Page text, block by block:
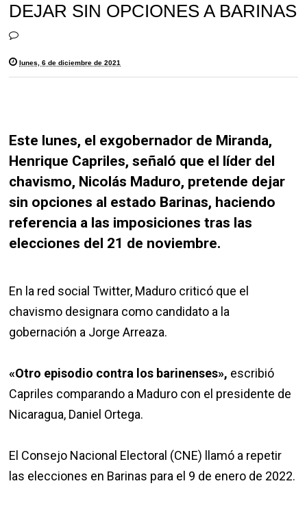
DEJAR SIN OPCIONES A BARINAS
lunes, 6 de diciembre de 2021
Este lunes, el exgobernador de Miranda,
Henrique Capriles, señaló que el líder del
chavismo, Nicolás Maduro, pretende dejar
sin opciones al estado Barinas, haciendo
referencia a las imposiciones tras las
elecciones del 21 de noviembre.
En la red social Twitter, Maduro criticó que el
chavismo designara como candidato a la
gobernación a Jorge Arreaza.
«Otro episodio contra los barinenses», escribió
Capriles comparando a Maduro con el presidente de
Nicaragua, Daniel Ortega.
El Consejo Nacional Electoral (CNE) llamó a repetir
las elecciones en Barinas para el 9 de enero de 2022.